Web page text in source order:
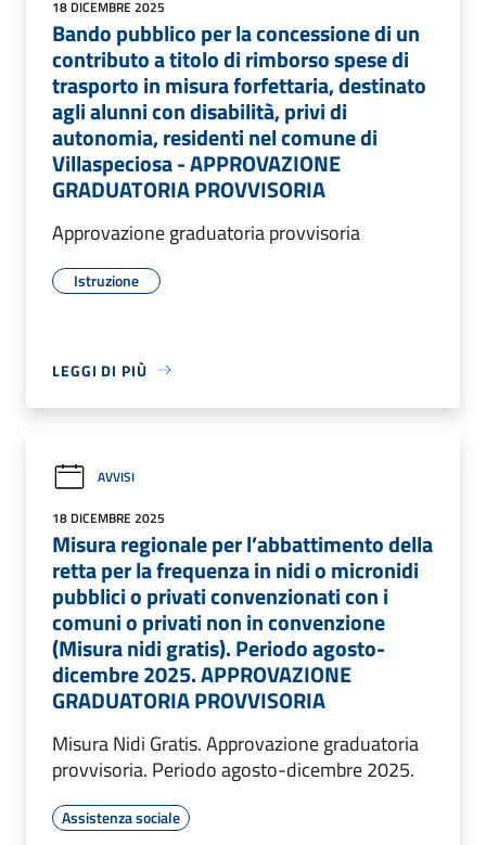
18 DICEMBRE 2025
Bando pubblico per la concessione di un
contributo a titolo di rimborso spese di
trasporto in misura forfettaria, destinato
agli alunni con disabilità, privi di
autonomia, residenti nel comune di
Villaspeciosa - APPROVAZIONE
GRADUATORIA PROVVISORIA
Approvazione graduatoria provvisoria
Istruzione
LEGGI DI PIÙ
AVVISI
18 DICEMBRE 2025
Misura regionale per l’abbattimento della
retta per la frequenza in nidi o micronidi
pubblici o privati convenzionati con i
comuni o privati non in convenzione
(Misura nidi gratis). Periodo agosto-
dicembre 2025. APPROVAZIONE
GRADUATORIA PROVVISORIA
Misura Nidi Gratis. Approvazione graduatoria
provvisoria. Periodo agosto-dicembre 2025.
Assistenza sociale